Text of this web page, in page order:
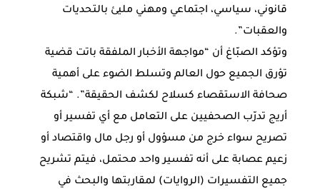
قانوني، سياسي، اجتماعي ومهني مليئ بالتحديات
والعقبات”.
وتؤكد الصبّاغ أن “مواجهة الأخبار الملفقة باتت قضية
تؤرق الجميع حول العالم وتسلط الضوء على أهمية
صحافة الاستقصاء كسلاح لكشف الحقيقة”. “شبكة
أريج تدرّب الصحفيين على التعامل مع أي تفسير أو
تصريح سواء خرج من مسؤول أو رجل مال واقتصاد أو
زعيم عصابة على أنه تفسير واحد محتمل، فيتم تشريح
جميع التفسيرات (الروايات) لمقاربتها والبحث في